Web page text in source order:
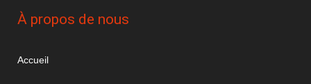
À propos de nous
Accueil